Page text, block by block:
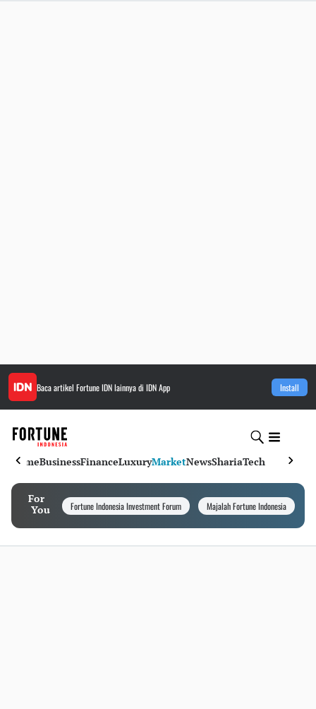
Baca artikel Fortune IDNlainnya di IDN App Install
HomeBusinessFinanceLuxuryMarketNewsShariaTech
For
You
Fortune Indonesia Investment Forum Majalah Fortune Indonesia